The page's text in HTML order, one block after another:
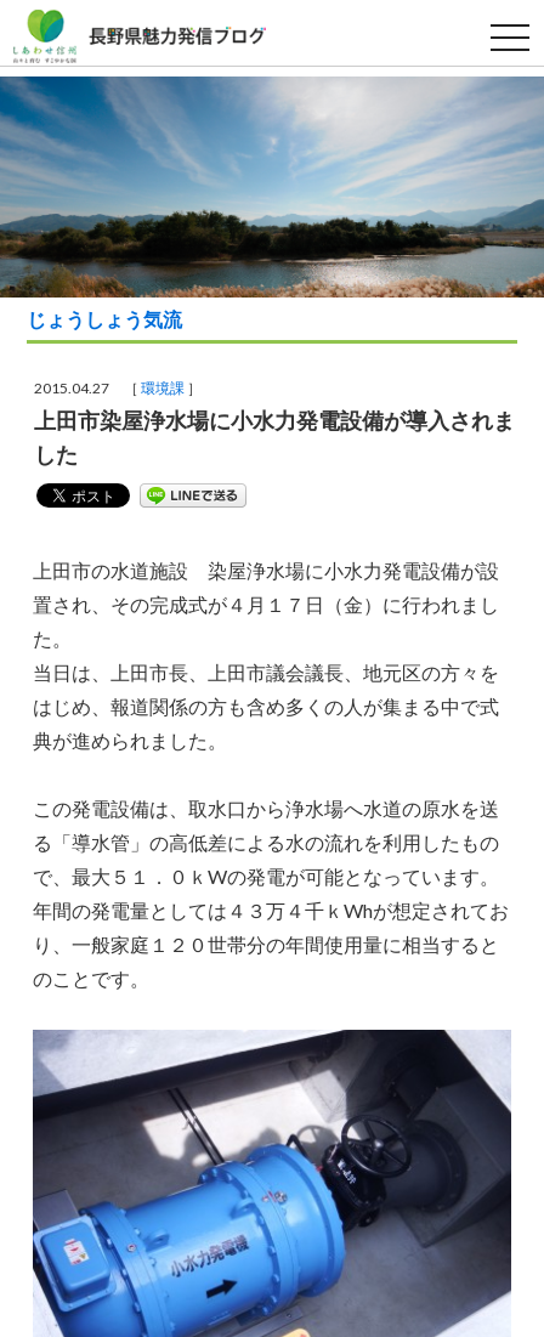
t
o
g
l
e
n
a
g
a
t
o
じょうしょう気流
2015.04.27 ［環境課 ］
上田市染屋浄水場に小水力発電設備が導入されま
した
上田市の水道施設 染屋浄水場に小水力発電設備が設
置され、その完成式が４月１７日（金）に行われまし
た。
当日は、上田市長、上田市議会議長、地元区の方々を
はじめ、報道関係の方も含め多くの人が集まる中で式
典が進められました。
この発電設備は、取水口から浄水場へ水道の原水を送
る「導水管」の高低差による水の流れを利用したもの
で、最大５１．０ｋWの発電が可能となっています。
年間の発電量としては４３万４千ｋWhが想定されてお
り、一般家庭１２０世帯分の年間使用量に相当すると
のことです。